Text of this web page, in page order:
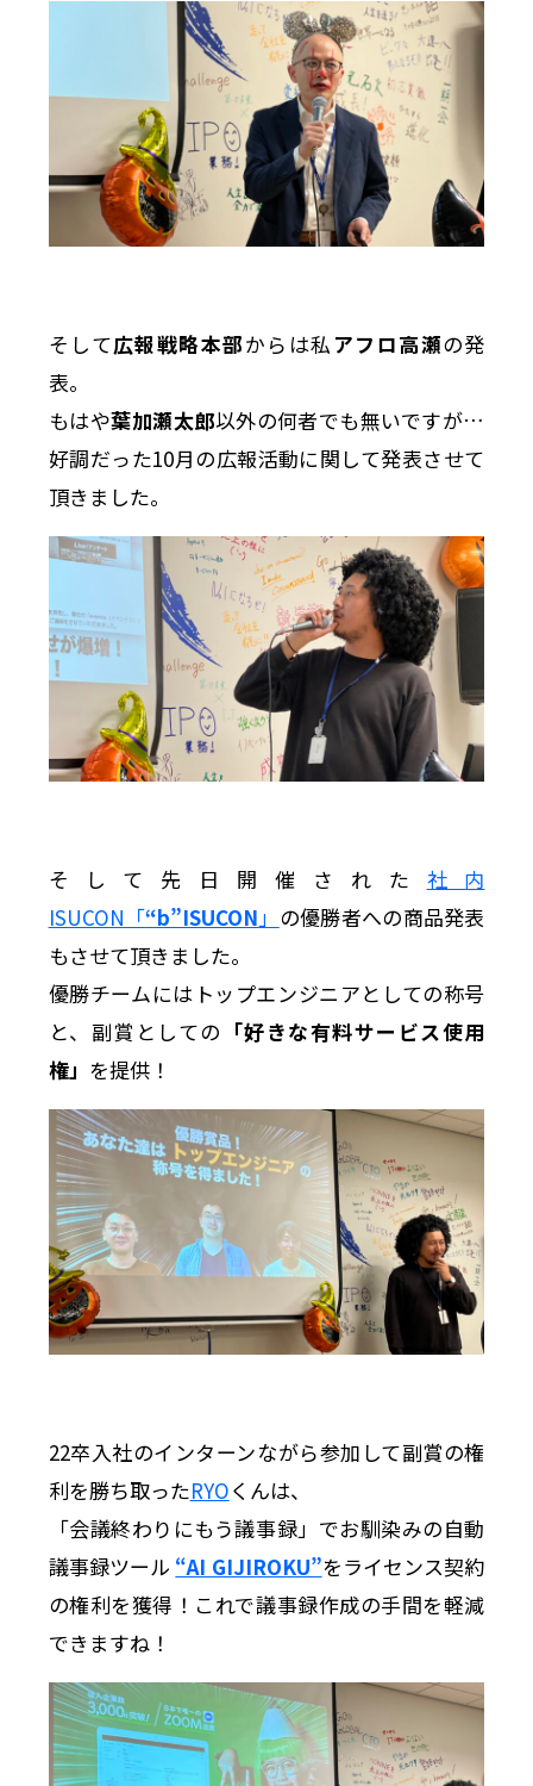
そして広報戦略本部からは私 アフロ高瀬の発
表。
もはや葉加瀬太郎以外の何者でも無いですが…
好調だった10月の広報活動に関して発表させて
頂きました。
そして先日開催された 社内
ISUCON「“b”ISUCON」 の優勝者への商品発表
もさせて頂きました。
優勝チームにはトップエンジニアとしての称号
と、副賞としての 「好きな有料サービス使用
権」 を提供！
22卒入社のインターンながら参加して副賞の権
利を勝ち取ったRYOくんは、
「会議終わりにもう議事録」でお馴染みの自動
議事録ツール “AI GIJIROKU”をライセンス契約
の権利を獲得！これで議事録作成の手間を軽減
できますね！